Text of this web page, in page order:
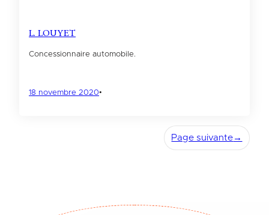
L. LOUYET
Concessionnaire automobile.
18 novembre 2020•
Page suivante →